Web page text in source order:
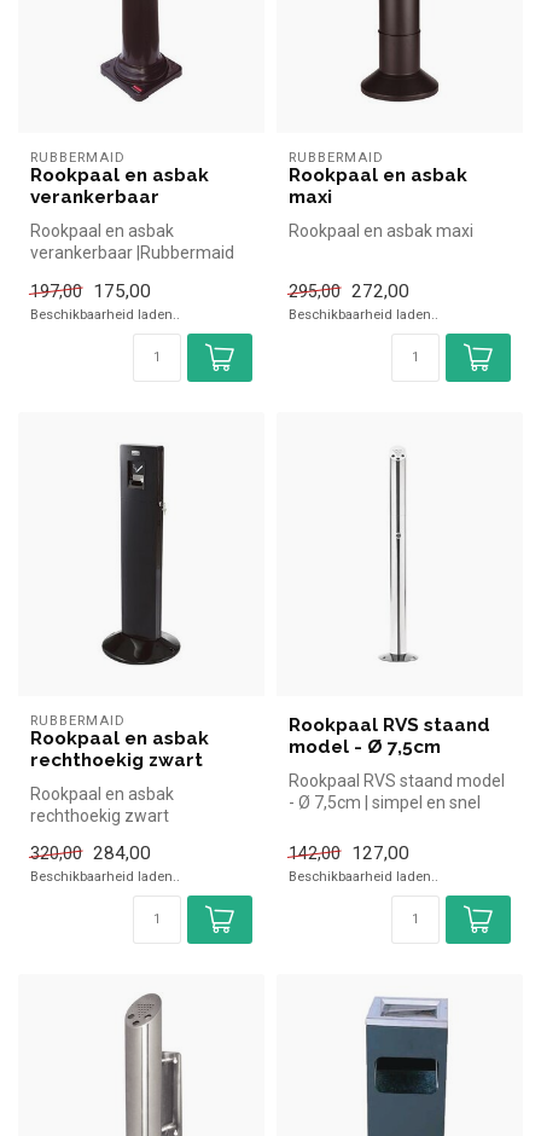
RUBBERMAID
Rookpaal en asbak
verankerbaar
Rookpaal en asbak
verankerbaar |Rubbermaid
de horec...
197,00 175,00
Beschikbaarheid laden..
RUBBERMAID
Rookpaal en asbak
maxi
Rookpaal en asbak maxi
295,00 272,00
Beschikbaarheid laden..
RUBBERMAID
Rookpaal en asbak
rechthoekig zwart
Rookpaal en asbak
rechthoekig zwart
kopen voor in de ...
320,00 284,00
Beschikbaarheid laden..
Rookpaal RVS staand
model - Ø 7,5cm
Rookpaal RVS staand model
- Ø 7,5cm | simpel en snel
142,00
127,00
Beschikbaarheid laden..